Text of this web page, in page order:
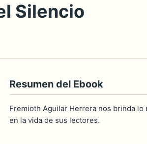
Silencio
Resumen del Ebook
Fremioth Aguilar Herrera nos brinda
en la vida de sus lectores.